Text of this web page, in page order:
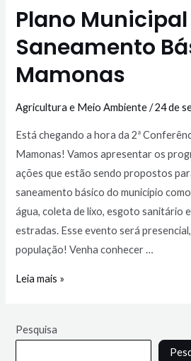
Plano
Saneamento
Mamonas
Agricultura e Meio Ambiente/24 de
Está chegando a hora da 2ª
Mamonas! Vamos apresentar os
ações que estão sendo propostos
saneamento básico do município
água, coleta de lixo, esgoto sanitário
estradas. Esse evento será
população! Venha conhecer …
Leia mais »
Pesquisa